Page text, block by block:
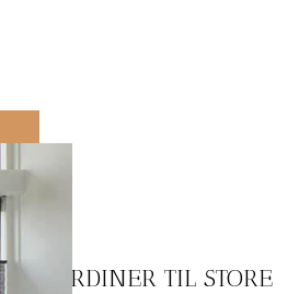
GARDINER TIL STORE